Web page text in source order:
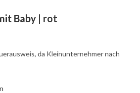
Baby | rot
da Kleinunternehmer nach